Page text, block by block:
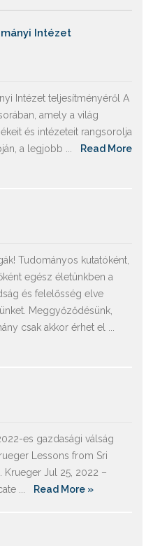
Intézet
Intézet teljesítményéről A
amely a világ
és intézeteit rangsorolja
a legjobb ...
Read More
Tudományos kutatóként,
egész életünkben a
és felelősség elve
Meggyőződésünk,
csak akkor érhet el ...
es gazdasági válság
Lessons from Sri
Krueger Jul 25, 2022 –
...
Read More »